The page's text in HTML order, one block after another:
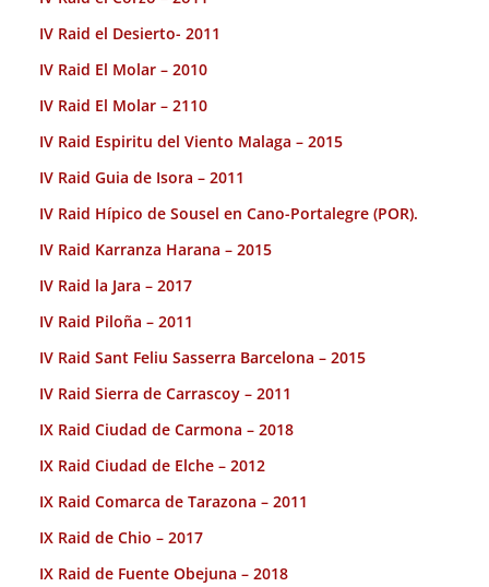
IV Raid el Desierto- 2011
IV Raid El Molar – 2010
IV Raid El Molar – 2110
IV Raid Espiritu del Viento Malaga – 2015
IV Raid Guia de Isora – 2011
IV Raid Hípico de Sousel en Cano-Portalegre (POR).
IV Raid Karranza Harana – 2015
IV Raid la Jara – 2017
IV Raid Piloña – 2011
IV Raid Sant Feliu Sasserra Barcelona – 2015
IV Raid Sierra de Carrascoy – 2011
IX Raid Ciudad de Carmona – 2018
IX Raid Ciudad de Elche – 2012
IX Raid Comarca de Tarazona – 2011
IX Raid de Chio – 2017
IX Raid de Fuente Obejuna – 2018